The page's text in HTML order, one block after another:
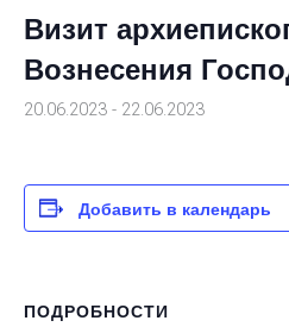
Визит
Вознесения
20.06.2023 - 22.06.2023
Добавить в календарь
ПОДРОБНОСТИ